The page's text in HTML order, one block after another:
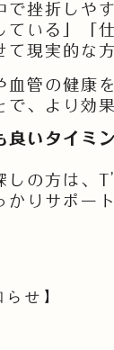
で挫折しや
ている」「
現実的な
管の健康
、より効
良いタイミ
しの方は
りサポー
せ】